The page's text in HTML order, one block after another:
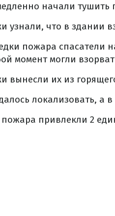
начали тушить
узнали, что в здании
пожара спасатели
момент могли
вынесли их из
локализовать, а
привлекли 2